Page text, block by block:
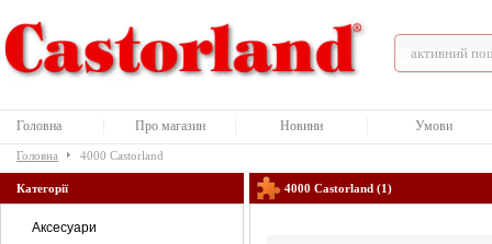
Головна Про магазин Новини Умови
Головна 4000 Castorland
Категорії
Аксесуари
4000 Castorland (1)